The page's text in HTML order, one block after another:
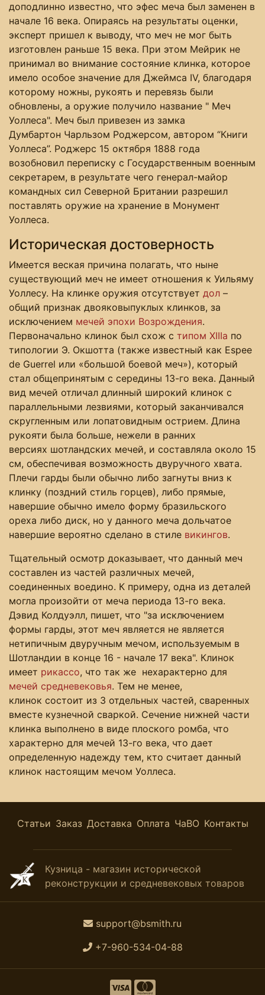
доподлинно известно, что эфес меча был заменен в
начале 16 века. Опираясь на результаты оценки,
эксперт пришел к выводу, что меч не мог быть
изготовлен раньше 15 века. При этом Мейрик не
принимал во внимание состояние клинка, которое
имело особое значение для Джеймса IV, благодаря
которому ножны, рукоять и перевязь были
обновлены, а оружие получило название " Меч
Уоллеса". Меч был привезен из замка
Думбартон Чарльзом Роджерсом, автором “Книги
Уоллеса”. Роджерс 15 октября 1888 года
возобновил переписку с Государственным военным
секретарем, в результате чего генерал-майор
командных сил Северной Британии разрешил
поставлять оружие на хранение в Монумент
Уоллеса.
Историческая достоверность
Имеется веская причина полагать, что ныне
существующий меч не имеет отношения к Уильяму
Уоллесу. На клинке оружия отсутствует дол –
общий признак двояковыпуклых клинков, за
исключением мечей эпохи Возрождения.
Первоначально клинок был схож с типом XIIIa по
типологии Э. Окшотта (также известный как Espee
de Guerrel или «большой боевой меч»), ​​который
стал общепринятым с середины 13-го века. Данный
вид мечей отличал длинный широкий клинок с
параллельными лезвиями, который заканчивался
скругленным или лопатовидным острием. Длина
рукояти была больше, нежели в ранних
версиях шотландских мечей, и составляла около 15
см, обеспечивая возможность двуручного хвата.
Плечи гарды были обычно либо загнуты вниз к
клинку (поздний стиль горцев), либо прямые,
навершие обычно имело форму бразильского
ореха либо диск, но у данного меча дольчатое
навершие вероятно сделано в стиле викингов.
Тщательный осмотр доказывает, что данный меч
составлен из частей различных мечей,
соединенных воедино. К примеру, одна из деталей
могла произойти от меча периода 13-го века.
Дэвид Колдуэлл, пишет, что "за исключением
формы гарды, этот меч является не является
нетипичным двуручным мечом, используемым в
Шотландии в конце 16 - начале 17 века". Клинок
имеет рикассо, что так же нехарактерно для
мечей средневековья. Тем не менее,
клинок состоит из 3 отдельных частей, сваренных
вместе кузнечной сваркой. Сечение нижней части
клинка выполнено в виде плоского ромба, что
характерно для мечей 13-го века, что дает
определенную надежду тем, кто считает данный
клинок настоящим мечом Уоллеса.
Статьи Заказ Доставка Оплата ЧаВО Контакты
Кузница - магазин исторической
реконструкции и средневековых товаров
support@bsmith.ru
+7-960-534-04-88